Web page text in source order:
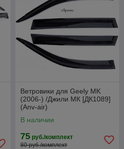
Ветровики для Geely MK
(2006-) /Джили МК [ДК1089]
(Anv-air)
В наличии
75 руб./комплект
80 руб./комплект